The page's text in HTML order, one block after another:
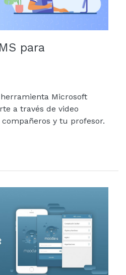
para
Microsoft
a través de video
y tu profesor.